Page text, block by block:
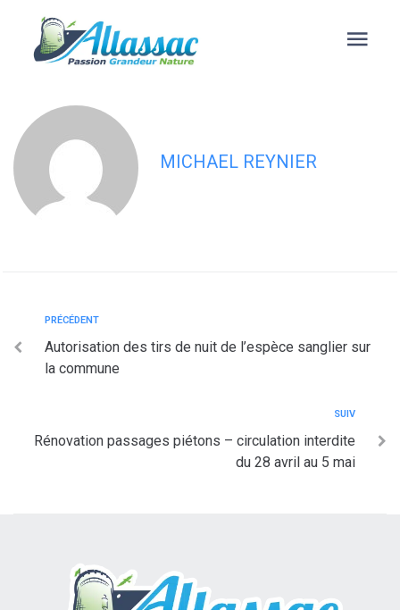
principal
Conseil municipal du 10 avril 2025
MICHAEL REYNIER
PRÉCÉDENT
Autorisation des tirs de nuit de l’espèce sanglier sur
la commune
SUIV
Rénovation passages piétons – circulation interdite
du 28 avril au 5 mai